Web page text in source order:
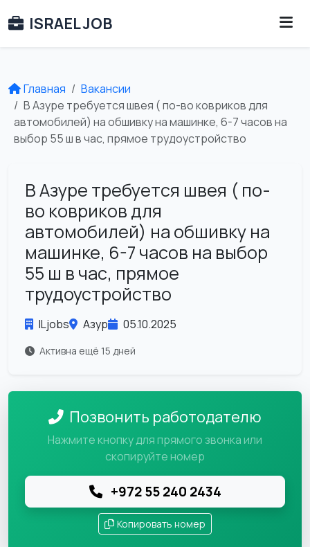
ISRAEL JOB
Главная
Вакансии
В Азуре требуется швея ( по-во ковриков для
автомобилей) на обшивку на машинке, 6-7 часов на
выбор 55 ш в час, прямое трудоустройство
В Азуре требуется швея ( по-
во ковриков для
автомобилей) на обшивку на
машинке, 6-7 часов на выбор
55 ш в час, прямое
трудоустройство
ILjobs Азур 05.10.2025
Активна ещё 15 дней
Позвонить работодателю
Нажмите кнопку для прямого звонка или
скопируйте номер
+972 55 240 2434
Копировать номер